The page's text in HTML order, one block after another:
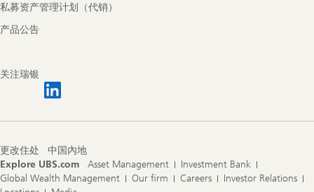
私募资产管理计划（代销）
产品公告
关注瑞银
更改住处
中国內地
Explore UBS.com
Asset Management
Investment Bank
Global Wealth Management
Our firm Careers
Investor Relations